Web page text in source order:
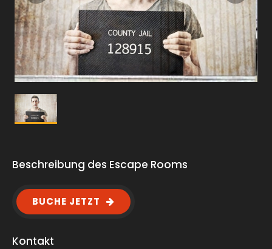
Beschreibung des Escape Rooms
BUCHE JETZT
Kontakt